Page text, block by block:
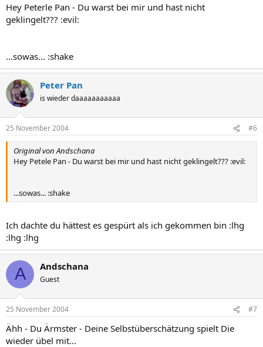
Hey Peterle Pan - Du warst bei mir und hast nicht
geklingelt??? :evil:
...sowas... :shake
Peter Pan
is wieder daaaaaaaaaaa
25 November 2004 #6
Original von Andschana
Hey Petele Pan - Du warst bei mir und hast nicht geklingelt??? :evil:
...sowas... :shake
Ich dachte du hättest es gespürt als ich gekommen bin :lhg
:lhg :lhg
A Andschana
Guest
25 November 2004 #7
Ähh - Du Ärmster - Deine Selbstüberschätzung spielt Die
wieder übel mit...